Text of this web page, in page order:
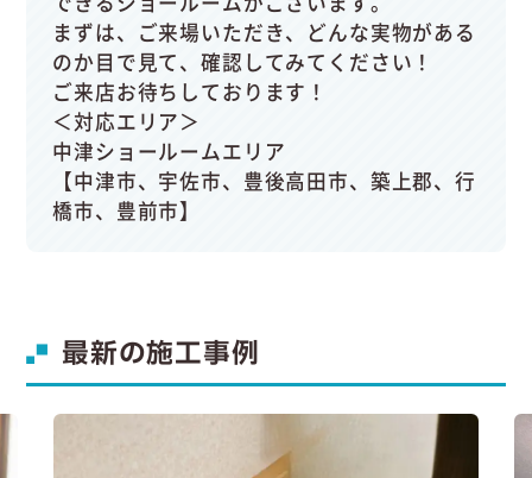
まずは、ご来場いただき、どんな実物がある
のか目で見て、確認してみてください！
ご来店お待ちしております！
＜対応エリア＞
中津ショールームエリア
【中津市、宇佐市、豊後高田市、築上郡、行
橋市、豊前市】
最新の施工事例